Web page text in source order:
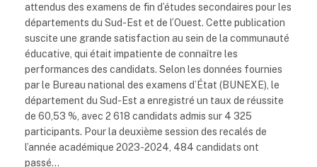
attendus des examens de fin d’études secondaires pour les
départements du Sud-Est et de l’Ouest. Cette publication
suscite une grande satisfaction au sein de la communauté
éducative, qui était impatiente de connaître les
performances des candidats. Selon les données fournies
par le Bureau national des examens d’État (BUNEXE), le
département du Sud-Est a enregistré un taux de réussite
de 60,53 %, avec 2 618 candidats admis sur 4 325
participants. Pour la deuxième session des recalés de
l’année académique 2023-2024, 484 candidats ont
passé…